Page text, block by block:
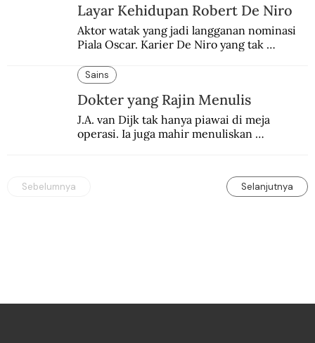
Layar Kehidupan Robert De Niro
Aktor watak yang jadi langganan nominasi
Piala Oscar. Karier De Niro yang tak
lebih dari setengah abad.
Sains
Dokter yang Rajin Menulis
J.A. van Dijk tak hanya piawai di meja
operasi. Ia juga mahir menuliskan
Sebelumnya Selanjutnya